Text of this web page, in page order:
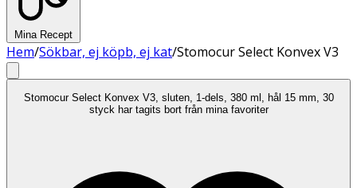
Mina Recept
Hem/Sökbar, ej köpb, ej kat/Stomocur Select Konvex V3
Stomocur Select Konvex V3, sluten, 1-dels, 380 ml, hål 15 mm, 30
styck har tagits bort från mina favoriter